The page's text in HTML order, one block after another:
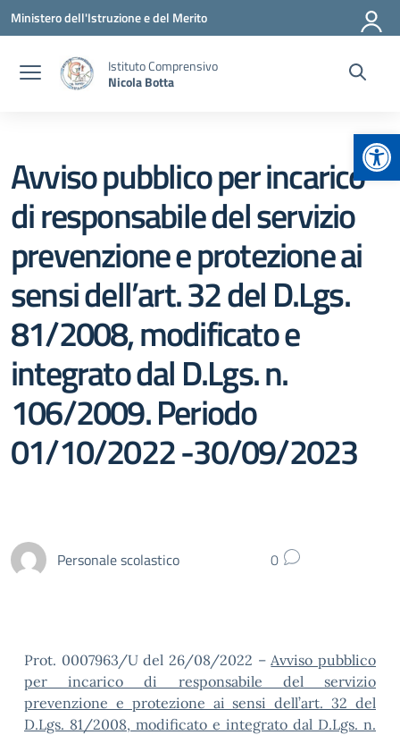
Vai ai contenuti
Vai al menu di navigazione
Vai al footer
Ministero dell'Istruzione e del Merito
Istituto Comprensivo
Nicola Botta
Avviso pubblico per incarico
di responsabile del servizio
prevenzione e protezione ai
sensi dell’art. 32 del D.Lgs.
81/2008, modificato e
integrato dal D.Lgs. n.
106/2009. Periodo
01/10/2022 -30/09/2023
Personale scolastico 0
Prot. 0007963/U del 26/08/2022 –Avviso pubblico
per incarico di responsabile del servizio
prevenzione e protezione ai sensi dell’art. 32 del
D.Lgs. 81/2008, modificato e integrato dal D.Lgs. n.